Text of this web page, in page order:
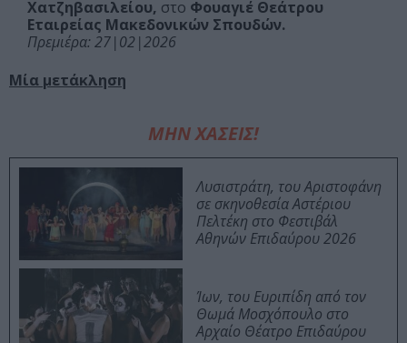
Χατζηβασιλείου, στο Φουαγιέ Θεάτρου
Εταιρείας Μακεδονικών Σπουδών.
Πρεμιέρα: 27|02|2026
Μία μετάκληση
ΜΗΝ ΧΑΣΕΙΣ!
Λυσιστράτη, του Αριστοφάνη
σε σκηνοθεσία Αστέριου
Πελτέκη στο Φεστιβάλ
Αθηνών Επιδαύρου 2026
Ίων, του Ευριπίδη από τον
Θωμά Μοσχόπουλο στο
Αρχαίο Θέατρο Επιδαύρου